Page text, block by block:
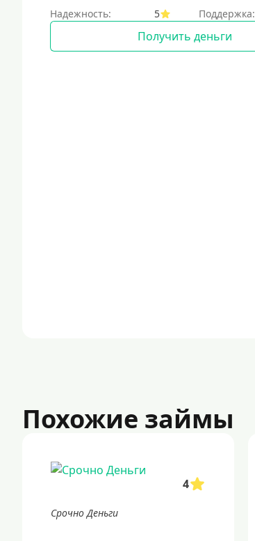
Надежность:
5 Поддержка:
Получить деньги
Похожие займы
4
Срочно Деньги